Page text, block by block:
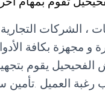
، الشركات التجارية
و مجهزة بكافة
يقوم
العميل .تأمين